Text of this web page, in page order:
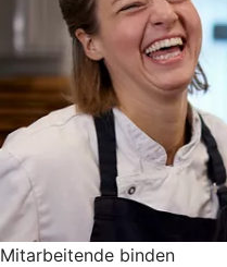
Mitarbeitende binden